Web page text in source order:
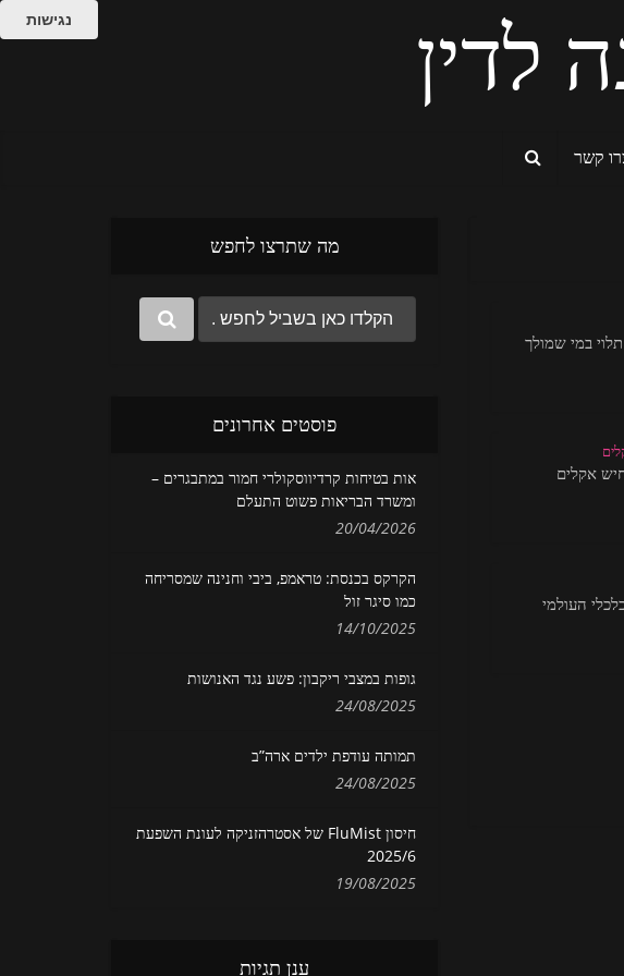
לדין
קשר
מה שתרצו לחפש
פוסטים אחרונים
אות בטיחות קרדיווסקולרי חמור במתבגרים –
ומשרד הבריאות פשוט התעלם
20/04/2026
הקרקס בכנסת: טראמפ, ביבי וחנינה שמסריחה
כמו סיגר זול
14/10/2025
גופות במצבי ריקבון: פשע נגד האנושות
24/08/2025
תמותה עודפת ילדים ארה”ב
24/08/2025
חיסון FluMist של אסטרהזניקה לעונת השפעת
2025/6
19/08/2025
ענן תגיות
במי שמולך
אקלים
העולמי
נגישות